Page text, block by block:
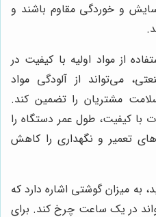
و خوردگی مقاوم باشند و
از مواد اولیه با کیفیت در
می‌تواند از آلودگی مواد
مشتریان را تضمین کند.
با کیفیت، طول عمر دستگاه را
تعمیر و نگهداری را کاهش
به میزان گوشتی اشاره دارد که
در یک ساعت چرخ کند. برای